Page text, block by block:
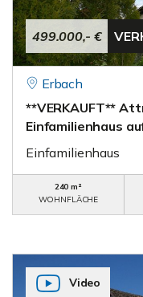
499.000,- €
Erbach
**VERKAUFT**
Einfamilienhaus
Einfamilienhaus
240 m²
WOHNFLÄCHE
Video